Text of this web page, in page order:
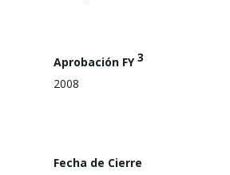
Aprobación FY3
2008
Fecha de Cierre